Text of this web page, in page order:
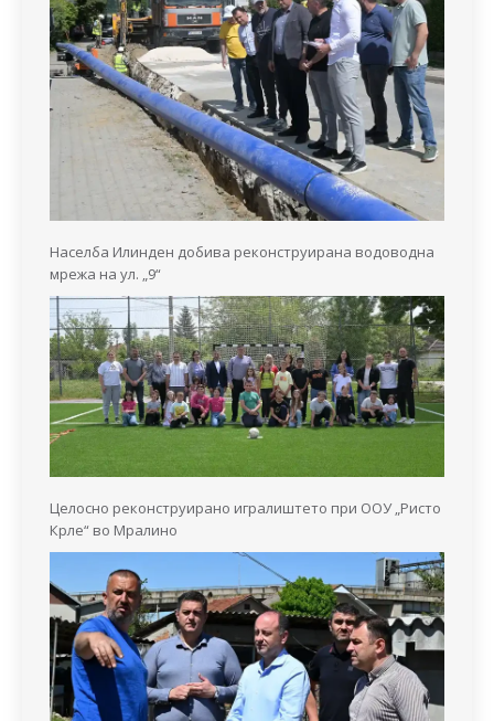
Населба Илинден добива реконструирана водоводна
мрежа на ул. „9“
Целосно реконструирано игралиштето при ООУ „Ристо
Крле“ во Мралино